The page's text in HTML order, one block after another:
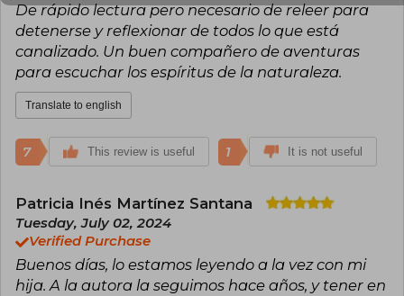
De rápido lectura pero necesario de releer para
detenerse y reflexionar de todos lo que está
canalizado. Un buen compañero de aventuras
para escuchar los espíritus de la naturaleza.
Translate to english
7 This review is useful 1 It is not useful
Patricia Inés Martínez Santana
Tuesday, July 02, 2024
Verified Purchase
Buenos días, lo estamos leyendo a la vez con mi
hija. A la autora la seguimos hace años, y tener en